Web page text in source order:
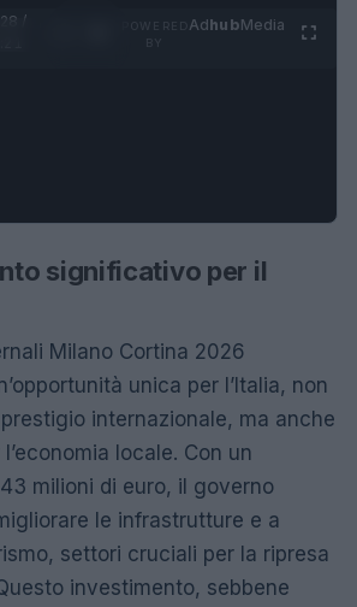
/
AdhubMedia
significativo per il
Milano Cortina 2026
unica per l’Italia, non
internazionale, ma anche
locale. Con un
milioni di euro, il governo
le infrastrutture e a
settori cruciali per la ripresa
investimento, sebbene